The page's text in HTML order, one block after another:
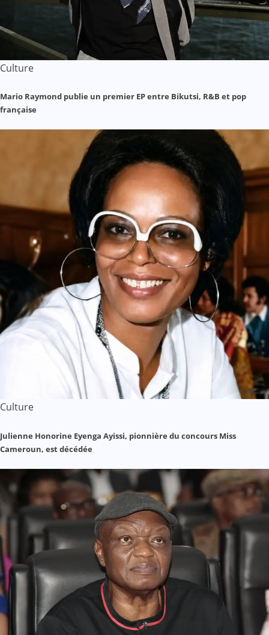
Culture
Mario Raymond publie un premier EP entre Bikutsi, R&B et pop
française
Culture
Julienne Honorine Eyenga Ayissi, pionnière du concours Miss
Cameroun, est décédée